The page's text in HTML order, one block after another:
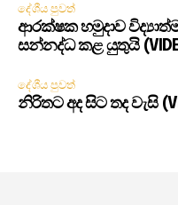
දේශීය පුවත්
ආරක්ෂක හමුදාව
සන්නද්ධ කළ යුතුයි
දේශීය පුවත්
නිරිතට අද සිට තද වැසි